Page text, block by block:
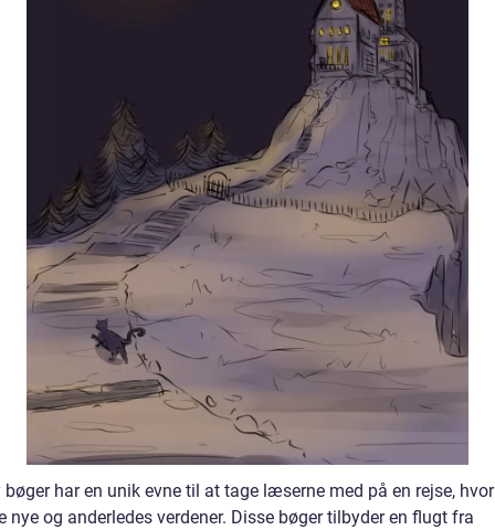
bøger har en unik evne til at tage læserne med på en rejse,
nye og anderledes verdener. Disse bøger tilbyder en flugt fra